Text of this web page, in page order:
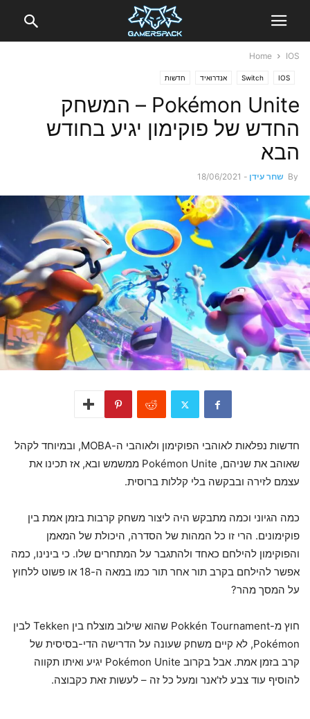
Home IOS
IOS
Switch אנדרואיד חדשות
Pokémon Unite – המשחק
החדש של פוקימון יגיע בחודש
הבא
By שחר עידן -
18/06/2021
חדשות נפלאות לאוהבי הפוקימון ולאוהבי ה-MOBA, ובמיוחד לקהל
שאוהב את שניהם, Pokémon Unite ממשמש ובא, אז תכינו את
עצמם לזירה ובבקשה בלי קללות ברוסית.
כמה הגיוני וכמה מתבקש היה ליצור משחק קרבות בזמן אמת בין
פוקימונים. הרי זו כל המהות של הסדרה, היכולת של המאמן
והפוקימון להילחם כאחד ולהתגבר על המתחרים שלו. כי בינינו, כמה
אפשר להילחם בקרב תור אחר תור כמו במאה ה-18 או פשוט ללחוץ
על המסך מהר?
חוץ מ-Pokkén Tournament שהוא שילוב מוצלח בין Tekken לבין
Pokémon, לא קיים משחק שעונה על הדרישה הדי-בסיסית של
קרב בזמן אמת. אבל בקרוב Pokémon Unite יגיע ואיתו תקווה
להוסיף עוד צבע לז'אנר ומעל כל זה – לעשות זאת כקבוצה.